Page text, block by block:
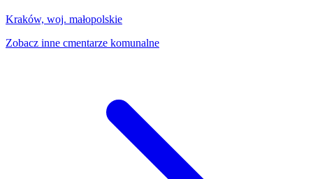
Kraków, woj. małopolskie
Zobacz inne cmentarze komunalne